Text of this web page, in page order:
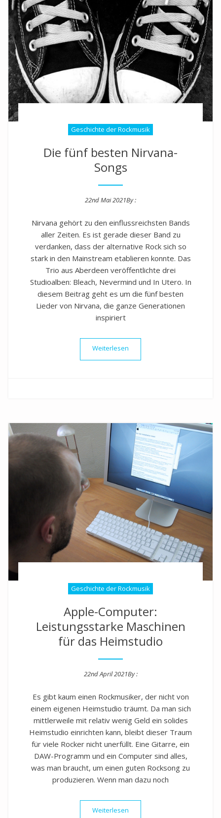
Geschichte der Rockmusik
Die fünf besten Nirvana-
Songs
22nd Mai 2021By :
Nirvana gehört zu den einflussreichsten Bands
aller Zeiten. Es ist gerade dieser Band zu
verdanken, dass der alternative Rock sich so
stark in den Mainstream etablieren konnte. Das
Trio aus Aberdeen veröffentlichte drei
Studioalben: Bleach, Nevermind und In Utero. In
diesem Beitrag geht es um die fünf besten
Lieder von Nirvana, die ganze Generationen
inspiriert
Geschichte der Rockmusik
Apple-Computer:
Leistungsstarke Maschinen
für das Heimstudio
22nd April 2021By :
Es gibt kaum einen Rockmusiker, der nicht von
einem eigenen Heimstudio träumt. Da man sich
mittlerweile mit relativ wenig Geld ein solides
Heimstudio einrichten kann, bleibt dieser Traum
für viele Rocker nicht unerfüllt. Eine Gitarre, ein
DAW-Programm und ein Computer sind alles,
was man braucht, um einen guten Rocksong zu
produzieren. Wenn man dazu noch